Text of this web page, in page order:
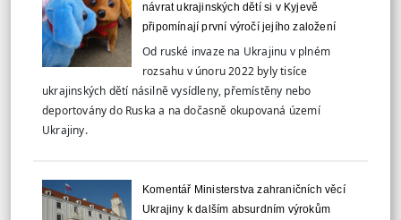
návrat ukrajinských dětí si v Kyjevě
připomínají první výročí jejího založení
Od ruské invaze na Ukrajinu v plném
rozsahu v únoru 2022 byly tisíce
ukrajinských dětí násilně vysídleny, přemístěny nebo
deportovány do Ruska a na dočasně okupovaná území
Ukrajiny.
Komentář Ministerstva zahraničních věcí
Ukrajiny k dalším absurdním výrokům